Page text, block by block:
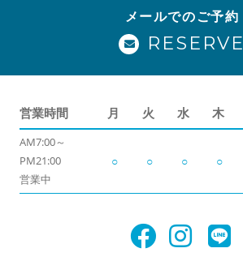
メールでのご予約
RESERVE
営業時間 月 火 水 木
AM7:00～
PM21:00
営業中
○ ○ ○ ○